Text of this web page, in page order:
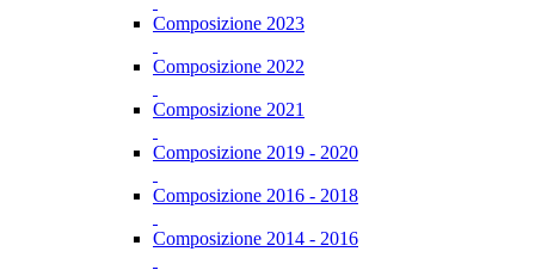
Composizione 2023
Composizione 2022
Composizione 2021
Composizione 2019 - 2020
Composizione 2016 - 2018
Composizione 2014 - 2016